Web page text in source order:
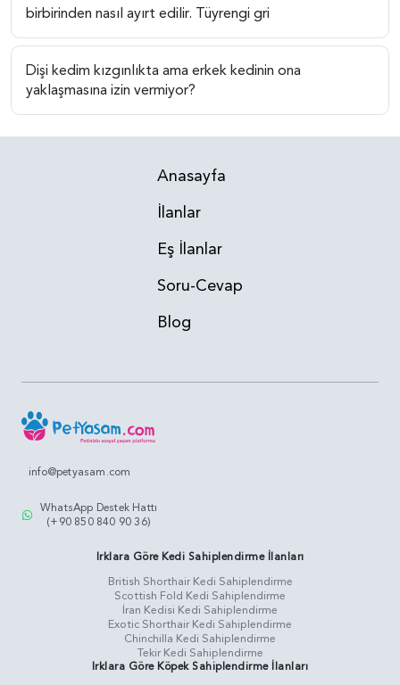
birbirinden nasıl ayırt edilir. Tüyrengi gri
Dişi kedim kızgınlıkta ama erkek kedinin ona
yaklaşmasına izin vermiyor?
Anasayfa
İlanlar
Eş İlanlar
Soru-Cevap
Blog
info@petyasam.com
WhatsApp Destek Hattı
(+90 850 840 90 36)
Irklara Göre Kedi Sahiplendirme İlanları
British Shorthair Kedi Sahiplendirme
Scottish Fold Kedi Sahiplendirme
İran Kedisi Kedi Sahiplendirme
Exotic Shorthair Kedi Sahiplendirme
Chinchilla Kedi Sahiplendirme
Tekir Kedi Sahiplendirme
Irklara Göre Köpek Sahiplendirme İlanları